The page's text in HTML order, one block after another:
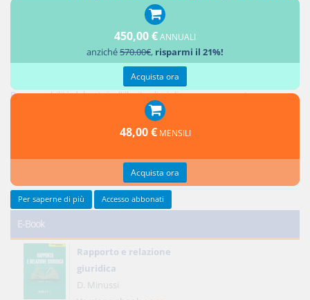
Responsabilità del notaio: i controlli sui soggetti e sull'oggetto dell'atto
Responsabilità del notaio: l'illecito disciplinare conseguente
Credito privilegiato del promissario acquirente e ipoteche sul bene
Reciprocità delle concessioni
Tutti gli ultimi contributi >
E-Book
Rapporto e relazione
giuridica
D. Minussi
450,00 €ANNUALI
anziché570.00€, risparmi il 21%!
Acquista ora
48,00 € MENSILI
Acquista ora
Per saperne di più Accesso abbonati